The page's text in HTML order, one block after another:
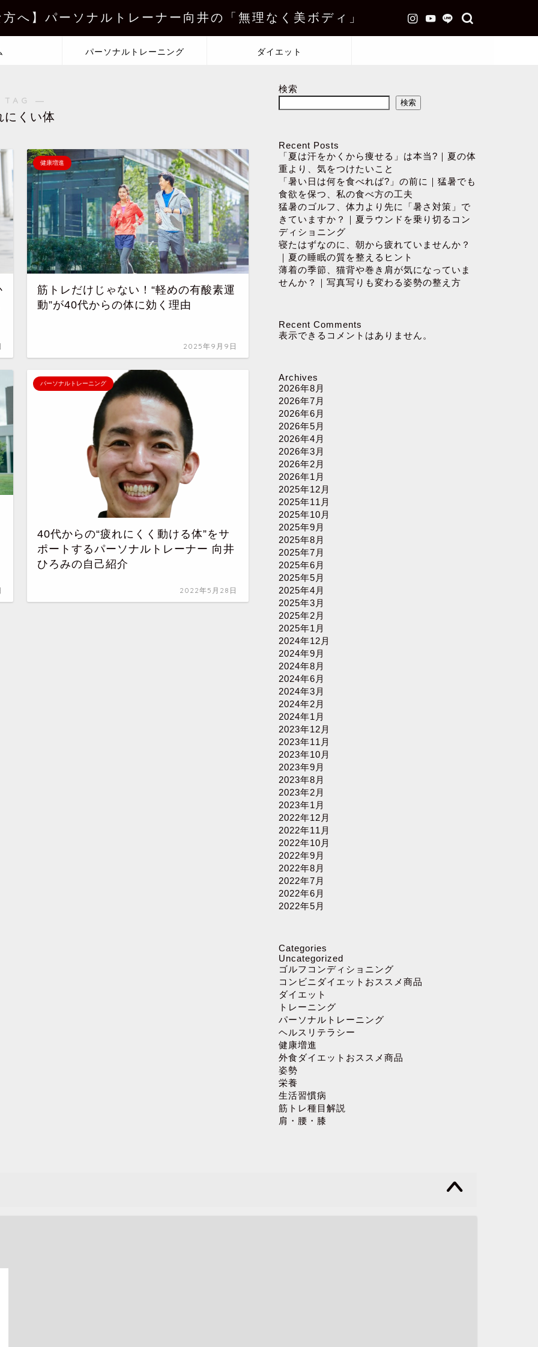
方へ】パーソナルトレーナー向井の「無理なく美ボディ」
パーソナルトレーニング ダイエット
―
にくい体
健康増進
筋トレだけじゃない！“軽めの有酸素運
動”が40代からの体に効く理由
2025年9月9日
パーソナルトレーニング
40代からの“疲れにくく動ける体”をサ
ポートするパーソナルトレーナー 向井
ひろみの自己紹介
2022年5月28日
検索
検索
Recent Posts
「夏は汗をかくから痩せる」は本当?｜夏の体
重より、気をつけたいこと
「暑い日は何を食べれば?」の前に｜猛暑でも
食欲を保つ、私の食べ方の工夫
猛暑のゴルフ、体力より先に「暑さ対策」で
きていますか？｜夏ラウンドを乗り切るコン
ディショニング
寝たはずなのに、朝から疲れていませんか？
｜夏の睡眠の質を整えるヒント
薄着の季節、猫背や巻き肩が気になっていま
せんか？｜写真写りも変わる姿勢の整え方
Recent Comments
表示できるコメントはありません。
Archives
2026年8月
2026年7月
2026年6月
2026年5月
2026年4月
2026年3月
2026年2月
2026年1月
2025年12月
2025年11月
2025年10月
2025年9月
2025年8月
2025年7月
2025年6月
2025年5月
2025年4月
2025年3月
2025年2月
2025年1月
2024年12月
2024年9月
2024年8月
2024年6月
2024年3月
2024年2月
2024年1月
2023年12月
2023年11月
2023年10月
2023年9月
2023年8月
2023年2月
2023年1月
2022年12月
2022年11月
2022年10月
2022年9月
2022年8月
2022年7月
2022年6月
2022年5月
Categories
Uncategorized
ゴルフコンディショニング
コンビニダイエットおススメ商品
ダイエット
トレーニング
パーソナルトレーニング
ヘルスリテラシー
健康増進
外食ダイエットおススメ商品
姿勢
栄養
生活習慣病
筋トレ種目解説
肩・腰・膝